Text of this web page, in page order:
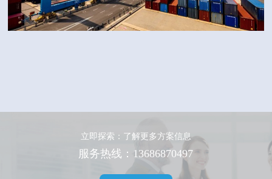
立即探索：了解更多方案信息
服务热线：13686870497